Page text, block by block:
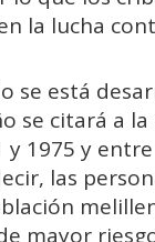
la lucha
se está
se citará a
1975 y
las
mayor